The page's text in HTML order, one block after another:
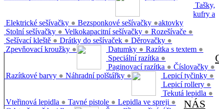
Elektrické sešívačky ● Bezsponkové sešívačky ●
Stolní sešívačky ● Velkokapacitní sešívačky ● Rozešívače ●
Sešívací kleště ● Drátky do sešívaček ● Děrovačky ●
Zpevňovací kroužky ● Datumky ● Razítka s textem ●
Speciální razítka ●
Paginovací razítka ● Číslovačky ●
Razítkové barvy ● Náhradní polštářky ● Lepicí tyčinky ●
Lepicí rollery ●
Tekutá lepidla ●
Vteřinová lepidla ● Tavné pistole ● Lepidla ve spreji ●
Tašky,
kufry a
aktovky
NÁS